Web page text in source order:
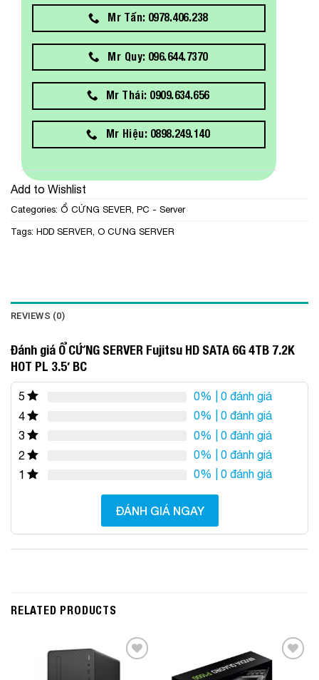
Mr Tấn: 0978.406.238
Mr Quy: 096.644.7370
Mr Thái: 0909.634.656
Mr Hiệu: 0898.249.140
Add to Wishlist
Categories: Ổ CỨNG SEVER, PC - Server
Tags: HDD SERVER, O CƯNG SERVER
REVIEWS (0)
Đánh giá Ổ CỨNG SERVER Fujitsu HD SATA 6G 4TB 7.2K
HOT PL 3.5′ BC
5 0% | 0 đánh giá
4
0% | 0 đánh giá
3
0% | 0 đánh giá
2
0% | 0 đánh giá
1
0% | 0 đánh giá
ĐÁNH GIÁ NGAY
RELATED PRODUCTS